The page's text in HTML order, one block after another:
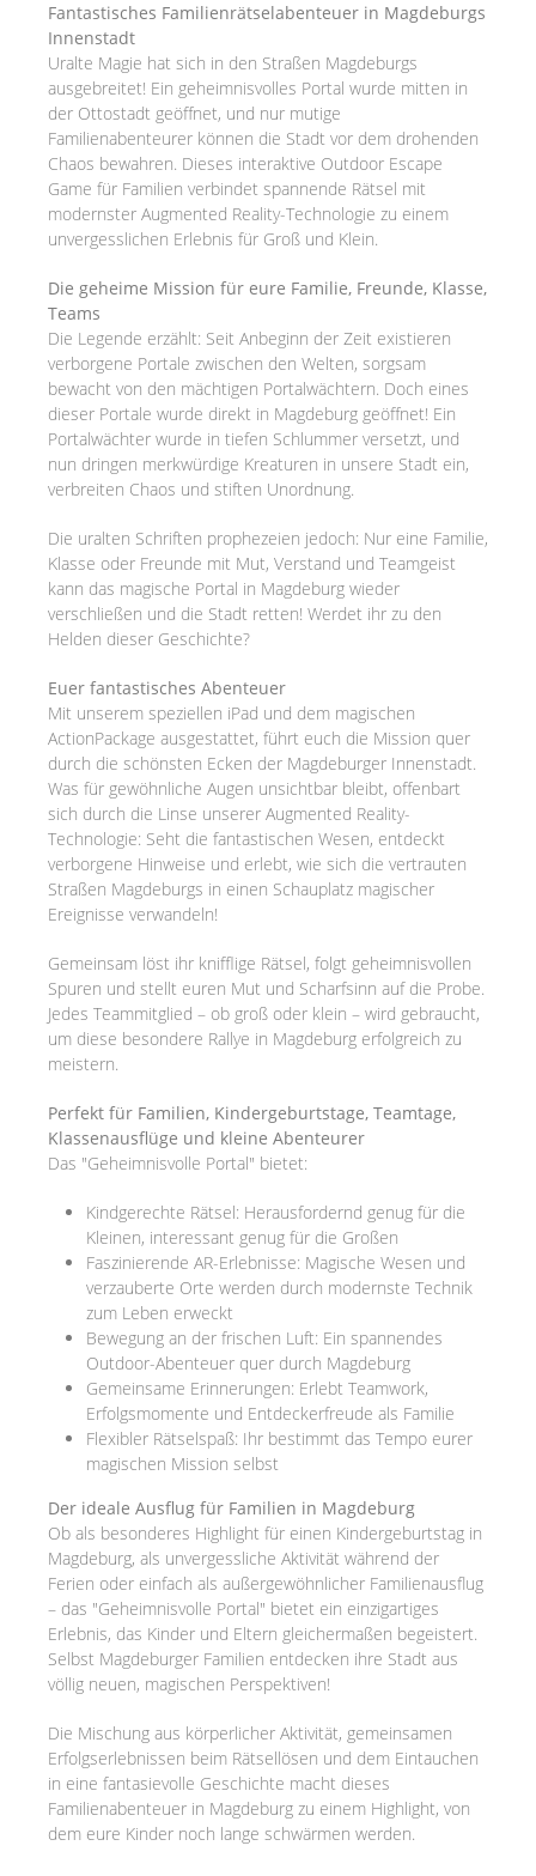
Fantastisches Familienrätselabenteuer in Magdeburgs
Innenstadt
Uralte Magie hat sich in den Straßen Magdeburgs
ausgebreitet! Ein geheimnisvolles Portal wurde mitten in
der Ottostadt geöffnet, und nur mutige
Familienabenteurer können die Stadt vor dem drohenden
Chaos bewahren. Dieses interaktive Outdoor Escape
Game für Familien verbindet spannende Rätsel mit
modernster Augmented Reality-Technologie zu einem
unvergesslichen Erlebnis für Groß und Klein.
Die geheime Mission für eure Familie, Freunde, Klasse,
Teams
Die Legende erzählt: Seit Anbeginn der Zeit existieren
verborgene Portale zwischen den Welten, sorgsam
bewacht von den mächtigen Portalwächtern. Doch eines
dieser Portale wurde direkt in Magdeburg geöffnet! Ein
Portalwächter wurde in tiefen Schlummer versetzt, und
nun dringen merkwürdige Kreaturen in unsere Stadt ein,
verbreiten Chaos und stiften Unordnung.
Die uralten Schriften prophezeien jedoch: Nur eine Familie,
Klasse oder Freunde mit Mut, Verstand und Teamgeist
kann das magische Portal in Magdeburg wieder
verschließen und die Stadt retten! Werdet ihr zu den
Helden dieser Geschichte?
Euer fantastisches Abenteuer
Mit unserem speziellen iPad und dem magischen
ActionPackage ausgestattet, führt euch die Mission quer
durch die schönsten Ecken der Magdeburger Innenstadt.
Was für gewöhnliche Augen unsichtbar bleibt, offenbart
sich durch die Linse unserer Augmented Reality-
Technologie: Seht die fantastischen Wesen, entdeckt
verborgene Hinweise und erlebt, wie sich die vertrauten
Straßen Magdeburgs in einen Schauplatz magischer
Ereignisse verwandeln!
Gemeinsam löst ihr knifflige Rätsel, folgt geheimnisvollen
Spuren und stellt euren Mut und Scharfsinn auf die Probe.
Jedes Teammitglied – ob groß oder klein – wird gebraucht,
um diese besondere Rallye in Magdeburg erfolgreich zu
meistern.
Perfekt für Familien, Kindergeburtstage, Teamtage,
Klassenausflüge und kleine Abenteurer
Das "Geheimnisvolle Portal" bietet:
Kindgerechte Rätsel: Herausfordernd genug für die
Kleinen, interessant genug für die Großen
Faszinierende AR-Erlebnisse: Magische Wesen und
verzauberte Orte werden durch modernste Technik
zum Leben erweckt
Bewegung an der frischen Luft: Ein spannendes
Outdoor-Abenteuer quer durch Magdeburg
Gemeinsame Erinnerungen: Erlebt Teamwork,
Erfolgsmomente und Entdeckerfreude als Familie
Flexibler Rätselspaß: Ihr bestimmt das Tempo eurer
magischen Mission selbst
Der ideale Ausflug für Familien in Magdeburg
Ob als besonderes Highlight für einen Kindergeburtstag in
Magdeburg, als unvergessliche Aktivität während der
Ferien oder einfach als außergewöhnlicher Familienausflug
– das "Geheimnisvolle Portal" bietet ein einzigartiges
Erlebnis, das Kinder und Eltern gleichermaßen begeistert.
Selbst Magdeburger Familien entdecken ihre Stadt aus
völlig neuen, magischen Perspektiven!
Die Mischung aus körperlicher Aktivität, gemeinsamen
Erfolgserlebnissen beim Rätsellösen und dem Eintauchen
in eine fantasievolle Geschichte macht dieses
Familienabenteuer in Magdeburg zu einem Highlight, von
dem eure Kinder noch lange schwärmen werden.